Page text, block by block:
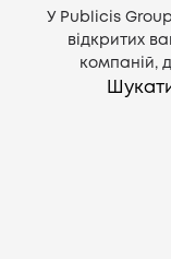
У Publicis
відкритих
компаній,